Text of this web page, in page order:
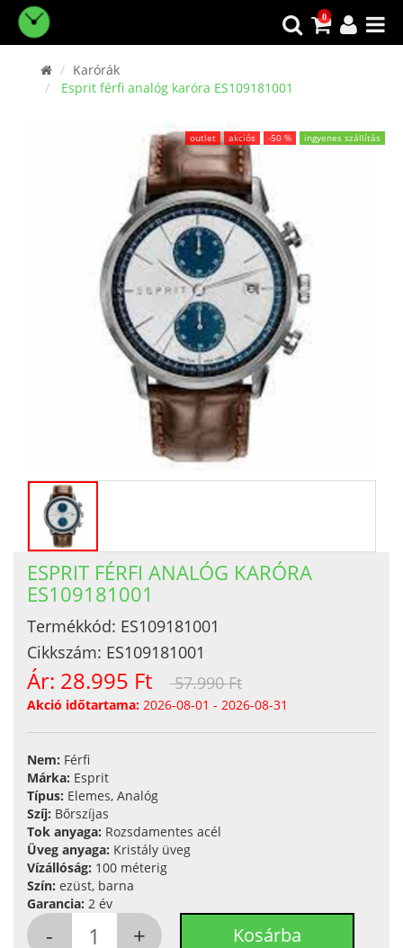
0
Karórák
Esprit férfi analóg karóra ES109181001
outlet akciós -50 % ingyenes szállítás
ESPRIT FÉRFI ANALÓG KARÓRA
ES109181001
Termékkód: ES109181001
Cikkszám: ES109181001
Ár: 28.995 Ft 57.990 Ft
Akció időtartama: 2026-08-01 - 2026-08-31
Nem: Férfi
Márka: Esprit
Típus: Elemes, Analóg
Szíj: Bőrszíjas
Tok anyaga: Rozsdamentes acél
Üveg anyaga: Kristály üveg
Vízállóság: 100 méterig
Szín: ezüst, barna
Garancia: 2 év